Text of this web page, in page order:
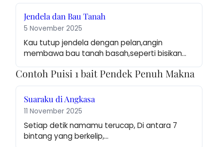
Jendela dan Bau Tanah
5 November 2025
Kau tutup jendela dengan pelan,angin
membawa bau tanah basah,seperti bisikan…
Contoh Puisi 1 bait Pendek Penuh Makna
Suaraku di Angkasa
11 November 2025
Setiap detik namamu terucap, Di antara 7
bintang yang berkelip,…